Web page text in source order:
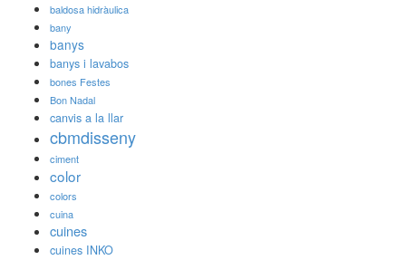
baldosa hidràulica
bany
banys
banys i lavabos
bones Festes
Bon Nadal
canvis a la llar
cbmdisseny
ciment
color
colors
cuina
cuines
cuines INKO